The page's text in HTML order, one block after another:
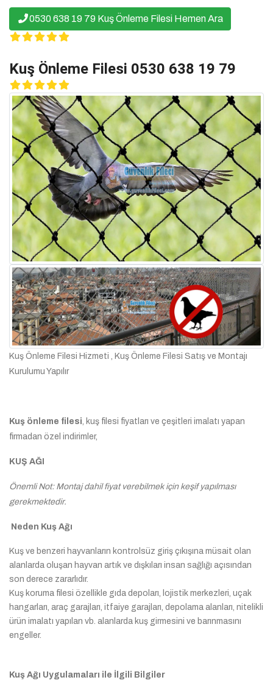
0530 638 19 79 Kuş Önleme Filesi Hemen Ara
Kuş Önleme Filesi 0530 638 19 79
Kuş Önleme Filesi Hizmeti , Kuş Önleme Filesi Satış ve Montajı
Kurulumu Yapılır
Kuş önleme filesi , kuş filesi fiyatları ve çeşitleri imalatı yapan
firmadan özel indirimler,
KUŞ AĞI
Önemli Not: Montaj dahil fiyat verebilmek için keşif yapılması
gerekmektedir.
Neden Kuş Ağı
Kuş ve benzeri hayvanların kontrolsüz giriş çıkışına müsait olan
alanlarda oluşan hayvan artık ve dışkıları insan sağlığı açısından
son derece zararlıdır.
Kuş koruma filesi özellikle gıda depoları, lojistik merkezleri, uçak
hangarları, araç garajları, itfaiye garajları, depolama alanları, nitelikli
ürün imalatı yapılan vb. alanlarda kuş girmesini ve barınmasını
engeller.
Kuş Ağı Uygulamaları ile İlgili Bilgiler